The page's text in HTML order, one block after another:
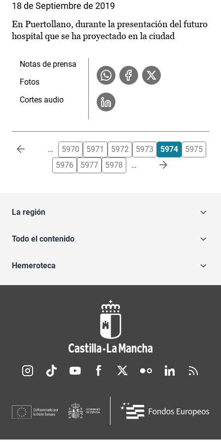
18 de Septiembre de 2019
En Puertollano, durante la presentación del futuro
hospital que se ha proyectado en la ciudad
Notas de prensa
Fotos
Cortes audio
Paginación … 5970 5971 5972 5973 5974
5975
5976
5977 5978 …
La región
Todo el contenido
Hemeroteca
Redes sociales JCCM